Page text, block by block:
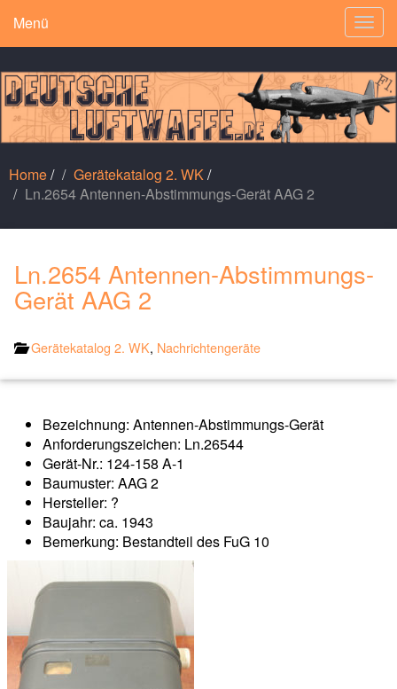
Menü
Home/ Gerätekatalog 2. WK/
Ln.2654 Antennen-Abstimmungs-Gerät AAG 2
Ln.2654 Antennen-Abstimmungs-
Gerät AAG 2
Gerätekatalog 2. WK, Nachrichtengeräte
Bezeichnung: Antennen-Abstimmungs-Gerät
Anforderungszeichen: Ln.26544
Gerät-Nr.: 124-158 A-1
Baumuster: AAG 2
Hersteller: ?
Baujahr: ca. 1943
Bemerkung: Bestandteil des FuG 10